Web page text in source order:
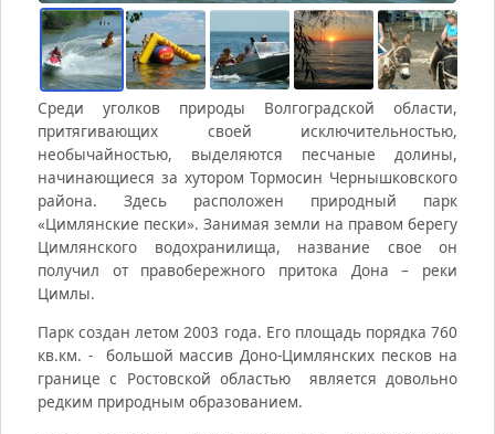
Среди уголков природы Волгоградской области,
притягивающих своей исключительностью,
необычайностью, выделяются песчаные долины,
начинающиеся за хутором Тормосин Чернышковского
района. Здесь расположен природный парк
«Цимлянские пески». Занимая земли на правом берегу
Цимлянского водохранилища, название свое он
получил от правобережного притока Дона – реки
Цимлы.
Парк создан летом 2003 года. Его площадь порядка 760
кв.км. - большой массив Доно-Цимлянских песков на
границе с Ростовской областью является довольно
редким природным образованием.